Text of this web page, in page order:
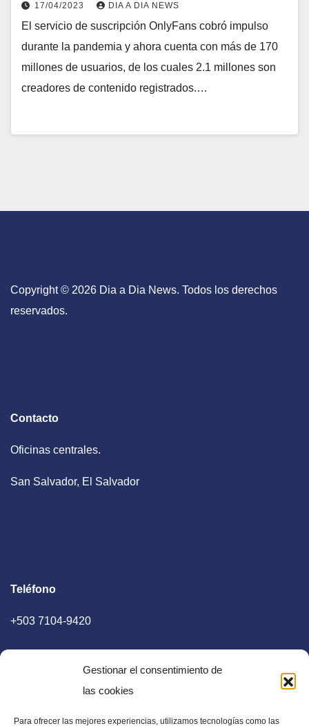
Gestionar el consentimiento de
las cookies
Para ofrecer las mejores experiencias, utilizamos tecnologías como las
17/04/2023 DIA A DIA NEWS
El servicio de suscripción OnlyFans cobró impulso
durante la pandemia y ahora cuenta con más de 170
millones de usuarios, de los cuales 2.1 millones son
creadores de contenido registrados.…
Copyright © 2026 Dia a Dia News. Todos los derechos
reservados.
Contacto
Oficinas centrales.
San Salvador, El Salvador
Teléfono
+503 7104-9420